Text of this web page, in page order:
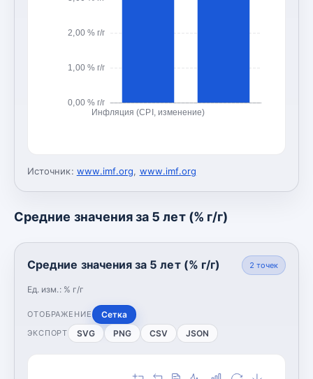
0,00 % г/г
1,00 % г/г
2,00 % г/г
Инфляция (CPI, изменение)
Источник: www.imf.org, www.imf.org
Средние значения за 5 лет (% г/г)
Средние значения за 5 лет (% г/г)
Ед. изм.: % г/г
2 точек
ОТОБРАЖЕНИЕ Сетка
ЭКСПОРТ SVG PNG CSV JSON